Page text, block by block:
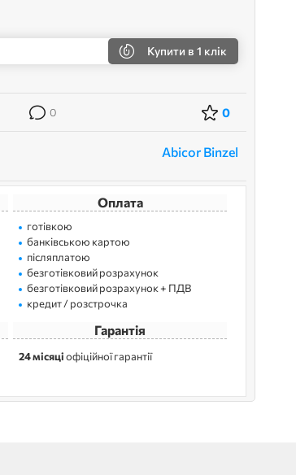
Купити в 1 клік
0 0
Abicor Binzel
Оплата
готівкою
банківською картою
післяплатою
безготівковий розрахунок
безготівковий розрахунок + ПДВ
кредит / розстрочка
Гарантія
24 місяціофіційної гарантії